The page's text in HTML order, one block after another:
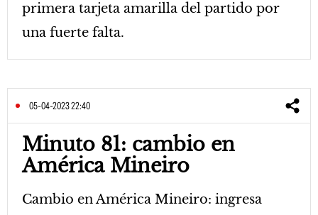
primera tarjeta amarilla del partido por
una fuerte falta.
05-04-2023 22:40
Minuto 81: cambio en
América Mineiro
Cambio en América Mineiro: ingresa